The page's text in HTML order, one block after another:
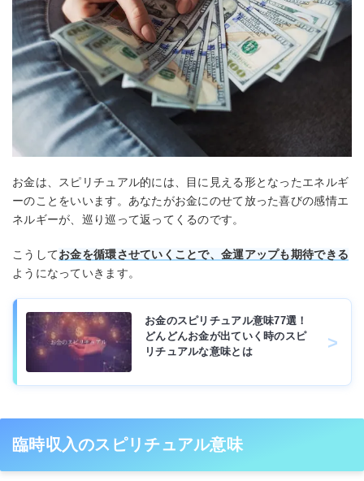
お金は、スピリチュアル的には、目に見える形となったエネルギ
ーのことをいいます。あなたがお金にのせて放った喜びの感情エ
ネルギーが、巡り巡って返ってくるのです。
こうしてお金を循環させていくことで、金運アップも期待できる
ようになっていきます。
お金のスピリチュアル意味77選！
どんどんお金が出ていく時のスピ
リチュアルな意味とは
臨時収入のスピリチュアル意味